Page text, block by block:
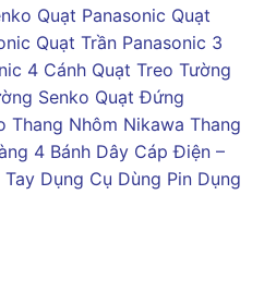
Quạt Panasonic Quạt
Quạt Trần Panasonic 3
4 Cánh Quạt Treo Tường
Senko Quạt Đứng
Thang Nhôm Nikawa Thang
4 Bánh Dây Cáp Điện –
Tay Dụng Cụ Dùng Pin Dụng